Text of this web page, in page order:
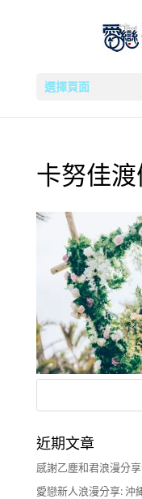
選擇頁面
卡努佳
近期文章
感謝乙塵和君浪漫分
愛戀新人浪漫分享: 沖